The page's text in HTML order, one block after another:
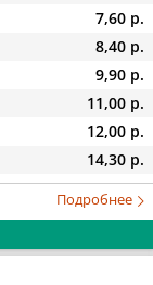
7,60 р.
8,40 р.
9,90 р.
11,00 р.
12,00 р.
14,30 р.
Подробнее